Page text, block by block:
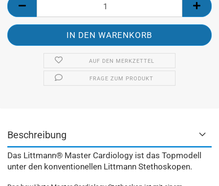
AUF DEN MERKZETTEL
FRAGE ZUM PRODUKT
Beschreibung
Das Littmann® Master Cardiology ist das Topmodell
unter den konventionellen Littmann Stethoskopen.